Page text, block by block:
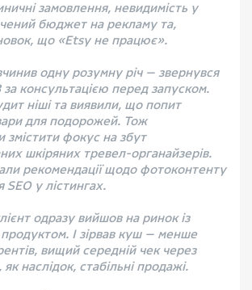
замовлення, невидимість у
бюджет на рекламу та,
що «Etsy не працює».
одну розумну річ — звернувся
за консультацією перед запуском.
ніші та виявили, що попит
для подорожей. Тож
змістити фокус на збут
шкіряних тревел-органайзерів.
рекомендації щодо фотоконтенту
у лістингах.
одразу вийшов на ринок із
І зірвав куш — менше
вищий середній чек через
як наслідок, стабільні продажі.